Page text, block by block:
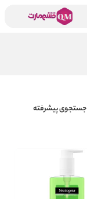
جستجوی پیشرفته